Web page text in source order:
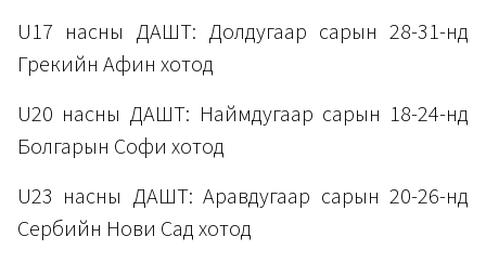
U17 насны ДАШТ: Долдугаар сарын 28-31-нд
Грекийн Афин хотод
U20 насны ДАШТ: Наймдугаар сарын 18-24-нд
Болгарын Софи хотод
U23 насны ДАШТ: Аравдугаар сарын 20-26-нд
Сербийн Нови Сад хотод